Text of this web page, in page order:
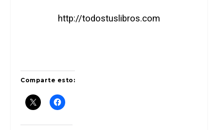
http://todostuslibros.com
Comparte esto: